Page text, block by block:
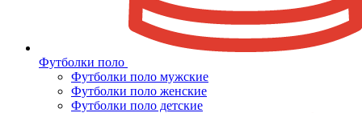
Футболки поло
Футболки поло мужские
Футболки поло женские
Футболки поло детские